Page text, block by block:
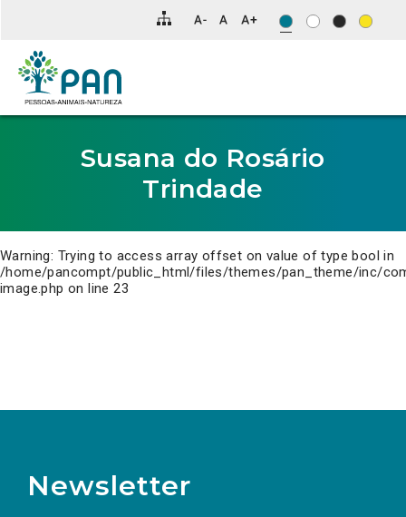
para
conteúdo
principal
da
Susana do Rosário
Trindade
Warning: Trying to access array offset on value of type bool in
/home/pancompt/public_html/files/themes/pan_theme/inc/
image.php on line23
Newsletter